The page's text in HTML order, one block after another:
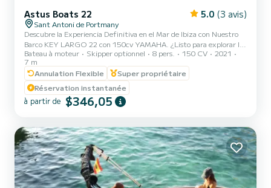
Astus Boats 22 5.0 (3 avis)
Sant Antoni de Portmany
Descubre la Experiencia Definitiva en el Mar de Ibiza con Nuestro
Barco KEY LARGO 22 con 150cv YAMAHA. ¿Listo para explorar las
aguas cristalinas de Ibiza? Con nuestro KEY LARGO 22 PREMIUN
BOAT 150CV Yamaha, podrás disfrutar de una aventura náutica
increible ¡Solo relájate y disfruta! ¿Por Qué Elegirnos? 1. MINIMO
TENER LICENCIA PNB DE NAVEGACION. Te ofrecemos un breve
entrenamiento antes de (Competidor menos bueno que SamBoat),
asegurando que puedas manejarlo con confianza. 2. Ubicación
Bateau à moteur Skipper optionnel 8 pers. 150 CV
2021
7 m
Annulation Flexible
Super propriétaire
Réservation instantanée
à partir de $346,05